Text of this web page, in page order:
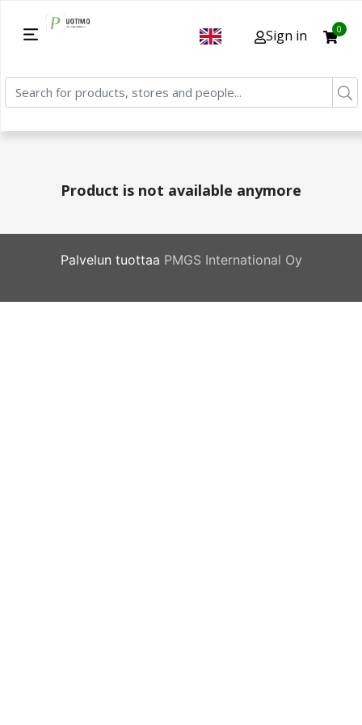
Sign in 0
Product is not available anymore
Palvelun tuottaa PMGS International Oy